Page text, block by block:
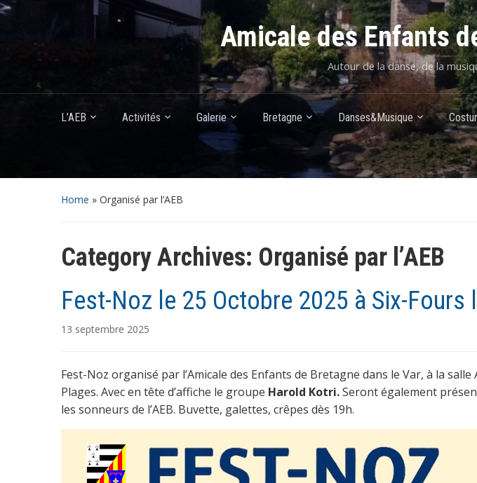
Amicale des Enfants
Autour de la danse, de la
L’AEB Activités Galerie Bretagne Danses&Musique
Home » Organisé par l’AEB
Category Archives: Organisé par l’AEB
Fest-Noz le 25 Octobre 2025 à Six-Fours
13 septembre 2025
Fest-Noz organisé par l’Amicale des Enfants de Bretagne dans le Var, à la
Plages. Avec en tête d’affiche le groupe Harold Kotri.Seront également
les sonneurs de l’AEB. Buvette, galettes, crêpes dès 19h.